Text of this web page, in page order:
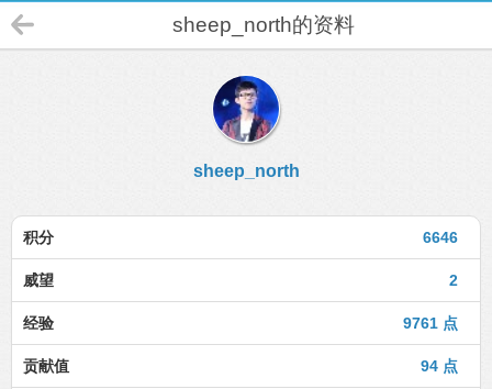
sheep_north的资料
sheep_north
6646
积分
2
威望
9761 点
经验
94 点
贡献值